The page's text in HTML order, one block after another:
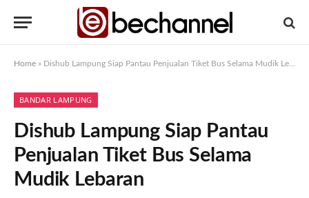
Home » Dishub Lampung Siap Pantau Penjualan Tiket Bus Selama Mudik Lebaran
BANDAR LAMPUNG
Dishub Lampung Siap Pantau
Penjualan Tiket Bus Selama
Mudik Lebaran